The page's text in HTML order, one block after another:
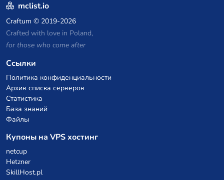
mclist.io
Craftum © 2019-2026
Crafted with love in Poland,
for those who come after
Ссылки
Политика конфиденциальности
Архив списка серверов
Статистика
База знаний
Файлы
Купоны на VPS хостинг
netcup
Hetzner
SkillHost.pl